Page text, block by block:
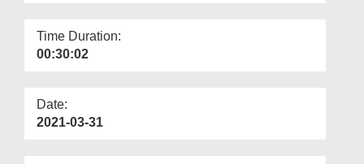
Time Duration:
00:30:02
Date:
2021-03-31